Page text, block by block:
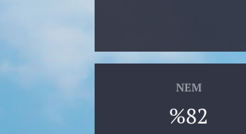
NEM
%82